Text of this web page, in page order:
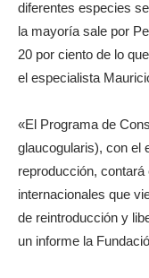
diferentes especies
la mayoría sale por
20 por ciento de lo
el especialista
«El Programa de
glaucogularis), con el
reproducción,
internacionales que
de reintroducción y
un informe la